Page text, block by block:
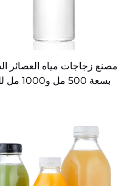
مصنع زجاجات مياه العصائر
بسعة 500 مل